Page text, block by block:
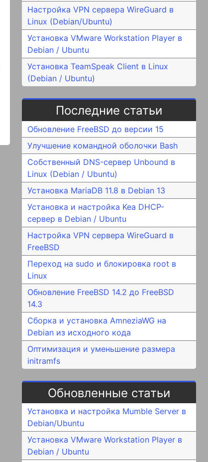
Настройка VPN сервера WireGuard в
Linux (Debian/Ubuntu)
Установка VMware Workstation Player в
Debian / Ubuntu
Установка TeamSpeak Client в Linux
(Debian / Ubuntu)
Последние статьи
Обновление FreeBSD до версии 15
Улучшение командной оболочки Bash
Собственный DNS-сервер Unbound в
Linux (Debian / Ubuntu)
Установка MariaDB 11.8 в Debian 13
Установка и настройка Kea DHCP-
сервер в Debian / Ubuntu
Настройка VPN сервера WireGuard в
FreeBSD
Переход на sudo и блокировка root в
Linux
Обновление FreeBSD 14.2 до FreeBSD
14.3
Сборка и установка AmneziaWG на
Debian из исходного кода
Оптимизация и уменьшение размера
initramfs
Обновленные статьи
Установка и настройка Mumble Server в
Debian/Ubuntu
Установка VMware Workstation Player в
Debian / Ubuntu